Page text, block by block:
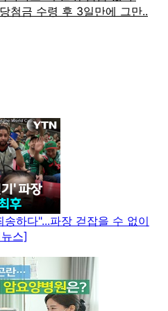
하다"...파장 걷잡을 수 없이
스]